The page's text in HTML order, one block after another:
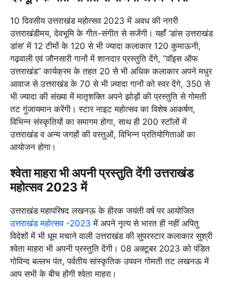
10 दिवसीय उत्तराखंड महोत्सव 2023 में अवध की नगरी
उत्तराखंडीमय, देवभूमि के गीत-संगीत से सजेंगी। यहाँ ‘डांस उत्तराखंड
डांस’ में 12 टीमों के 120 से भी ज्यादा कलाकार 120 कुमाऊनी,
गढ़वाली एवं जौनसारी गानों में शानदार प्रस्तुति देंगे, “वॉइस ऑफ
उत्तराखंड” कार्यक्रम के तहत 20 से भी अधिक कलाकार अपने मधुर
आवाज से उत्तराखंड के 70 से भी ज़्यादा गानों को स्वर देंगे, 350 से
भी ज्यादा की संख्या में मातृशक्ति अपने झोड़ों की प्रस्तुति से गोमती
तट गुंजायमान करेंगी। स्टार नाइट महोत्सव का विशेष आकर्षण,
विभिन्न संस्कृतियों का समागम होगा, साथ ही 200 स्टॉलों में
उत्तराखंड व अन्य जगहों की वस्तुओं, विभिन्न प्रतियोगिताओं का
आयोजन होगा।
श्वेता माहरा भी अपनी प्रस्तुति देंगी उत्तराखंड
महोत्सव 2023 में
उत्तराखंड महापरिषद लखनऊ के हीरक जयंती वर्ष पर आयोजित
उत्तराखंड महोत्सव -2023 में अपने नृत्य से भारत ही नहीं अपितु
विदेशों में भी धूम मचाने वाली उत्तराखंड की सुपरस्टार कलाकार सुश्री
श्वेता माहरा भी अपनी प्रस्तुति देंगी। 08 अक्टूबर 2023 को पंडित
गोविन्द बल्लभ पंत, पर्वतीय सांस्कृतिक उपवन गोमती तट लखनऊ में
आप सभी के बीच होंगी श्वेता माहरा।